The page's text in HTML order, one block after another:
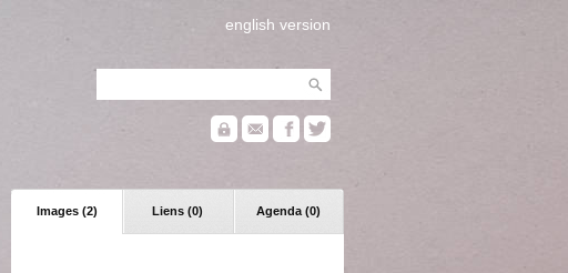
english version
Images (2) Liens (0) Agenda (0)